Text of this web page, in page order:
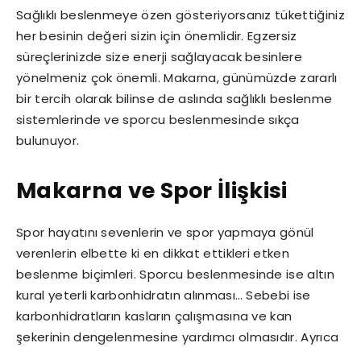
Sağlıklı beslenmeye özen gösteriyorsanız tükettiğiniz
her besinin değeri sizin için önemlidir. Egzersiz
süreçlerinizde size enerji sağlayacak besinlere
yönelmeniz çok önemli. Makarna, günümüzde zararlı
bir tercih olarak bilinse de aslında sağlıklı beslenme
sistemlerinde ve sporcu beslenmesinde sıkça
bulunuyor.
Makarna ve Spor İlişkisi
Spor hayatını sevenlerin ve spor yapmaya gönül
verenlerin elbette ki en dikkat ettikleri etken
beslenme biçimleri. Sporcu beslenmesinde ise altın
kural yeterli karbonhidratın alınması… Sebebi ise
karbonhidratların kasların çalışmasına ve kan
şekerinin dengelenmesine yardımcı olmasıdır. Ayrıca